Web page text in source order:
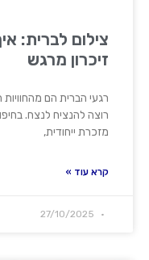
צילום לברית:
זיכרון מרגש
רגעי הברית הם
רוצה להנציח לנצח.
מזכרת ייחודית,
קרא עוד »